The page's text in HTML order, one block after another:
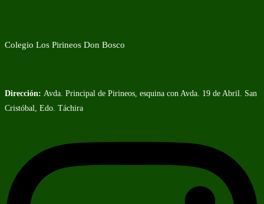
Colegio Los Pirineos Don Bosco
Dirección: Avda. Principal de Pirineos, esquina con Avda. 19 de Abril. San
Cristóbal, Edo. Táchira